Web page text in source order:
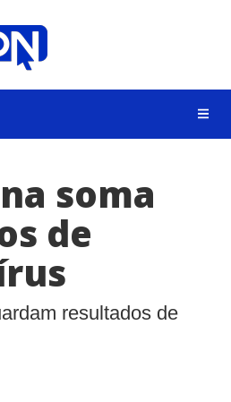
BUSCAR
soma
de
resultados de